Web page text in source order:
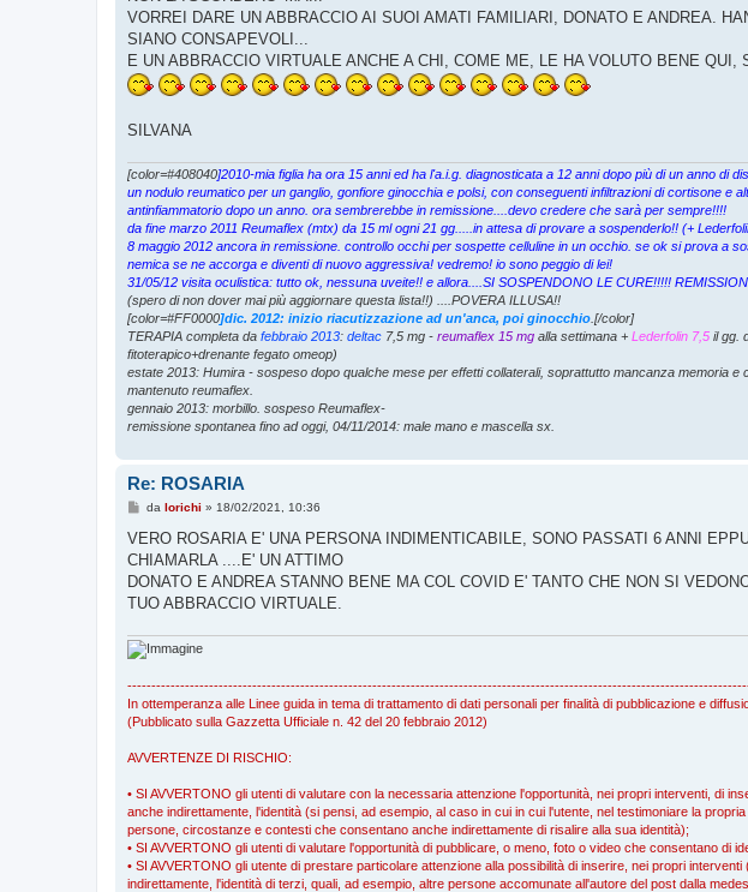
g
i
o
VORREI DARE UN ABBRACCIO AI SUOI AMATI FAMILIARI, DONATO E ANDREA.
SIANO CONSAPEVOLI...
E UN ABBRACCIO VIRTUALE ANCHE A CHI, COME ME, LE HA VOLUTO BENE QUI,
SILVANA
[color=#408040]2010-mia figlia ha ora 15 anni ed ha l'a.i.g. diagnosticata a 12 anni dopo più di un anno di
un nodulo reumatico per un ganglio, gonfiore ginocchia e polsi, con conseguenti infiltrazioni di cortisone e
antinfiammatorio dopo un anno. ora sembrerebbe in remissione....devo credere che sarà per sempre!!!!
da fine marzo 2011 Reumaflex (mtx) da 15 ml ogni 21 gg.....in attesa di provare a sospenderlo!! (+
8 maggio 2012 ancora in remissione. controllo occhi per sospette celluline in un occhio. se ok si prova a
nemica se ne accorga e diventi di nuovo aggressiva! vedremo! io sono peggio di lei!
31/05/12 visita oculistica: tutto ok, nessuna uveite!! e allora....SI SOSPENDONO LE CURE!!!!!
(spero di non dover mai più aggiornare questa lista!!) ....POVERA ILLUSA!!
[color=#FF0000]dic. 2012: inizio riacutizzazione ad un'anca, poi ginocchio .[/color]
TERAPIA completa da febbraio 2013: deltac 7,5 mg - reumaflex 15 mg alla settimana + Lederfolin 7,5 il gg.
fitoterapico+drenante fegato omeop)
estate 2013: Humira - sospeso dopo qualche mese per effetti collaterali, soprattutto mancanza memoria
mantenuto reumaflex.
gennaio 2013: morbillo. sospeso Reumaflex-
remissione spontanea fino ad oggi, 04/11/2014: male mano e mascella sx.
Re: ROSARIA
M
s
a
g
i
da lorichi » 18/02/2021, 10:36
VERO ROSARIA E' UNA PERSONA INDIMENTICABILE, SONO PASSATI 6 ANNI
CHIAMARLA ....E' UN ATTIMO
DONATO E ANDREA STANNO BENE MA COL COVID E' TANTO CHE NON SI
TUO ABBRACCIO VIRTUALE.
In ottemperanza alle Linee guida in tema di trattamento di dati personali per finalità di pubblicazione e
(Pubblicato sulla Gazzetta Ufficiale n. 42 del 20 febbraio 2012)
AVVERTENZE DI RISCHIO:
• SI AVVERTONO gli utenti di valutare con la necessaria attenzione l'opportunità, nei propri interventi, di
anche indirettamente, l'identità (si pensi, ad esempio, al caso in cui in cui l'utente, nel testimoniare la
persone, circostanze e contesti che consentano anche indirettamente di risalire alla sua identità);
• SI AVVERTONO gli utenti di valutare l'opportunità di pubblicare, o meno, foto o video che consentano di
• SI AVVERTONO gli utente di prestare particolare attenzione alla possibilità di inserire, nei propri
indirettamente, l'identità di terzi, quali, ad esempio, altre persone accomunate all'autore del post dalla